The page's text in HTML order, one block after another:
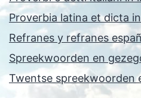
Proverbia latina et dicta
Refranes y refranes
Spreekwoorden en
Twentse spreekwoorden